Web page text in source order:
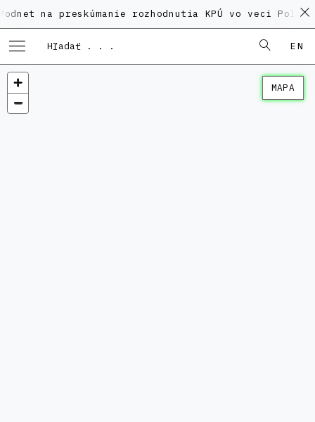
preskúmanie rozhodnutia KPÚ vo veci
EN
MAPA